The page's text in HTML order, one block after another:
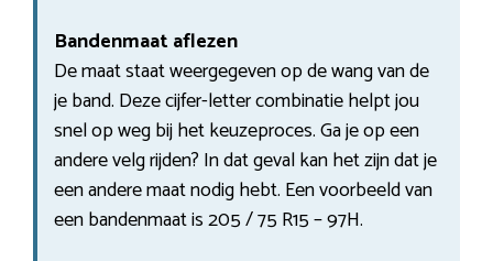
Bandenmaat aflezen
De maat staat weergegeven op de wang van de
je band. Deze cijfer-letter combinatie helpt jou
snel op weg bij het keuzeproces. Ga je op een
andere velg rijden? In dat geval kan het zijn dat je
een andere maat nodig hebt. Een voorbeeld van
een bandenmaat is 205 / 75 R15 – 97H.